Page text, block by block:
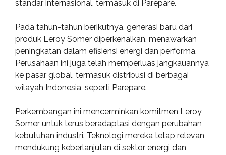
standar internasional, termasuk di Parepare.
Pada tahun-tahun berikutnya, generasi baru dari
produk Leroy Somer diperkenalkan, menawarkan
peningkatan dalam efisiensi energi dan performa.
Perusahaan ini juga telah memperluas jangkauannya
ke pasar global, termasuk distribusi di berbagai
wilayah Indonesia, seperti Parepare.
Perkembangan ini mencerminkan komitmen Leroy
Somer untuk terus beradaptasi dengan perubahan
kebutuhan industri. Teknologi mereka tetap relevan,
mendukung keberlanjutan di sektor energi dan